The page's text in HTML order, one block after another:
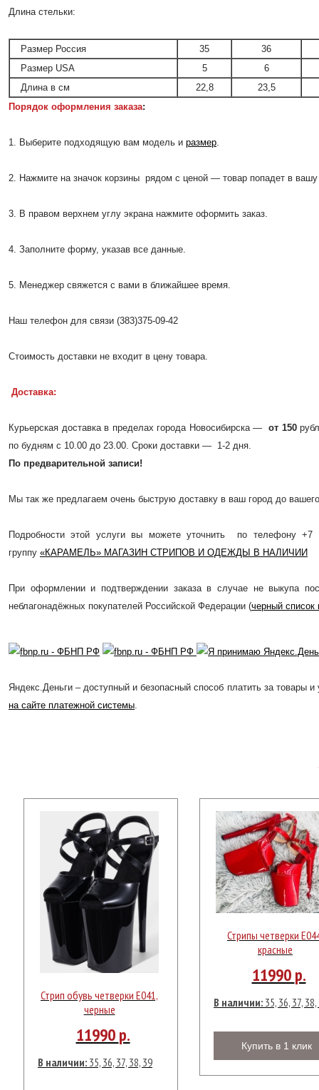
Длина стельки:
Размер Россия 35
36
Размер USA
5
6
Длина в см
22,8
23,5
Порядок оформления заказа:
1. Выберите подходящую вам модель и размер.
2. Нажмите на значок корзины рядом с ценой — товар попадет в вашу
3. В правом верхнем углу экрана нажмите оформить заказ.
4. Заполните форму, указав все данные.
5. Менеджер свяжется с вами в ближайшее время.
Наш телефон для связи (383)375-09-42
Стоимость доставки не входит в цену товара.
Доставка:
Курьерская доставка в пределах города Новосибирска — от 150
по будням с 10.00 до 23.00. Сроки доставки — 1-2 дня.
По предварительной записи!
Мы так же предлагаем очень быструю доставку в ваш город до
Подробности этой услуги вы можете уточнить по телефону
группу «КАРАМЕЛЬ» МАГАЗИН СТРИПОВ И ОДЕЖДЫ В НАЛИЧИИ
При оформлении и подтверждении заказа в случае не выкупа
неблагонадёжных покупателей Российской Федерации (черный список
Яндекс.Деньги – доступный и безопасный способ платить за товары
на сайте платежной системы.
Стрип обувь четверки Е041,
черные
11990р.
В наличии: 35, 36, 37, 38, 39
Стрипы четверки
красные
11990р.
В наличии: 35, 36, 37,
Купить в 1 клик